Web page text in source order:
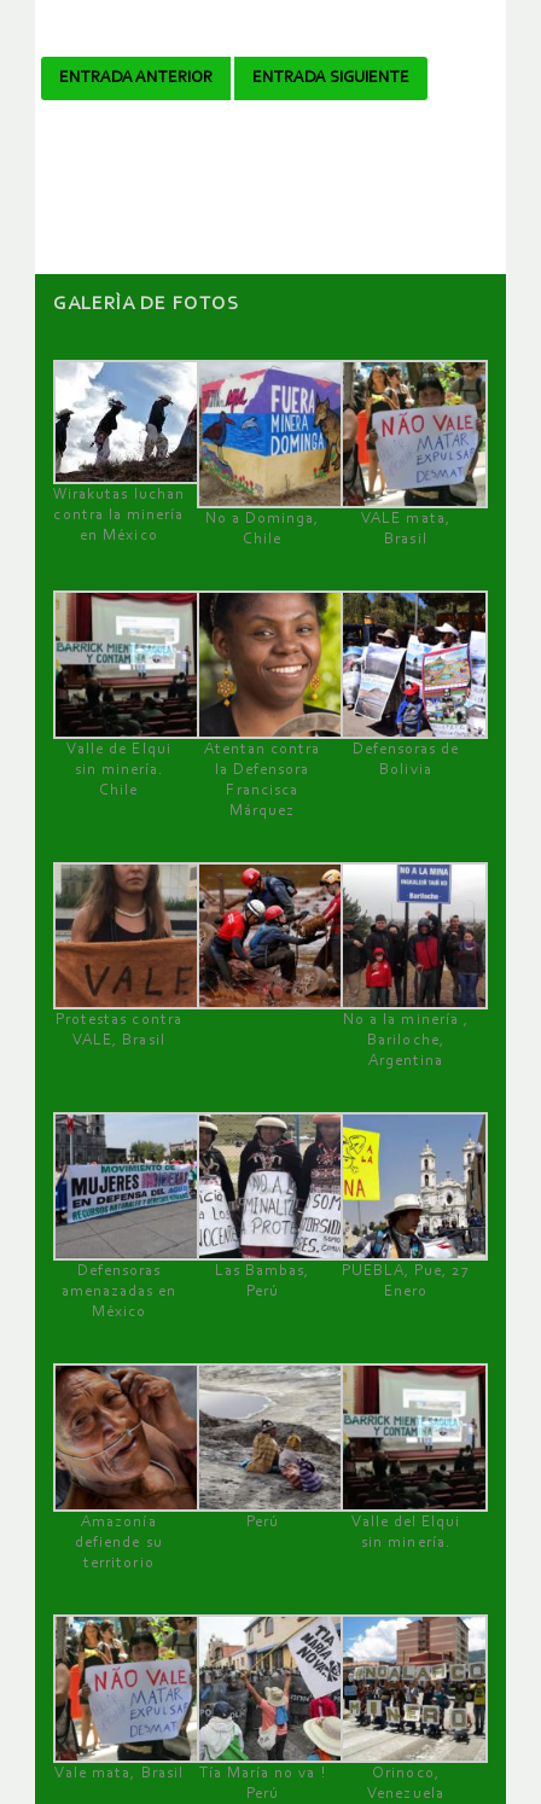
Navegador
ENTRADA ANTERIOR ENTRADA SIGUIENTE
GALERÌA DE FOTOS
Wirakutas luchan
contra la minería
en México
No a Dominga,
Chile
VALE mata,
Brasil
Valle de Elqui
sin minería.
Chile
Atentan contra
la Defensora
Francisca
Márquez
Defensoras de
Bolivia
Protestas contra
VALE, Brasil
No a la minería ,
Bariloche,
Argentina
Defensoras
amenazadas en
México
Las Bambas,
Perú
PUEBLA, Pue, 27
Enero
Amazonía
defiende su
territorio
Perú
Valle del Elqui
sin minería.
Vale mata, Brasil
Tía María no va !
Perú
Orinoco,
Venezuela